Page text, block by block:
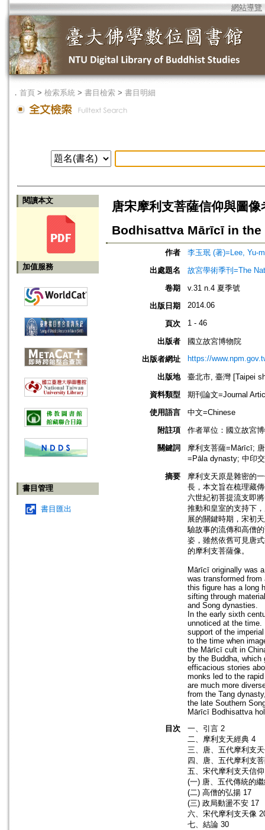
網站導覽
． 首頁 > 檢索系統 > 書目檢索 > 書目明細
閱讀本文
加值服務
書目管理
書目匯出
唐宋摩利支菩薩信仰與圖
Bodhisattva Mārīcī in
作者
李玉珉 (著)=Lee, Yu-
出處題名
故宮學術季刊=The
卷期
v.31 n.4 夏季號
出版日期
2014.06
頁次 1 - 46
出版者
國立故宮博物院
出版者網址
https://
出版地
臺北市, 臺灣 [Taipei
資料類型
期刊論文=Journal
使用語言
中文=Chinese
附註項
作者單位：國立故宮
關鍵詞
摩利支菩薩=Mārīcī;
=Pāla dynasty; 中印
摘要
摩利支天原是雜密的
長，本文旨在梳理藏
六世紀初菩提流支即
推動和皇室的支持下
展的關鍵時期，宋初
驗故事的流傳和高僧
姿，雖然依舊可見唐
的摩利支菩薩像。
Mārīcī originally was
was transformed
this figure has a long
sifting through
and Song dynasties.
In the early sixth
unnoticed at the time.
support of the
to the time when
the Mārīcī cult in
by the Buddha,
efficacious stories
monks led to the
are much more
from the Tang
the late Southern
Mārīcī Bodhisattva
目次
一、引言 2
二、摩利支天經典 4
三、唐、五代摩利支
四、唐、五代摩利支
五、宋代摩利支天信
(一) 唐、五代傳統的
(二) 高僧的弘揚 17
(三) 政局動盪不安 17
六、宋代摩利支天像
七、結論 30